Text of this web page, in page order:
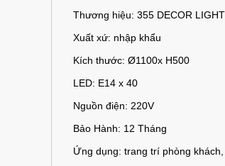
Thương hiệu: 355 DECOR
Xuất xứ: nhập khẩu
Kích thước: Ø1100x H500
LED: E14 x 40
Nguồn điện: 220V
Bảo Hành: 12 Tháng
Ứng dụng: trang trí phòng